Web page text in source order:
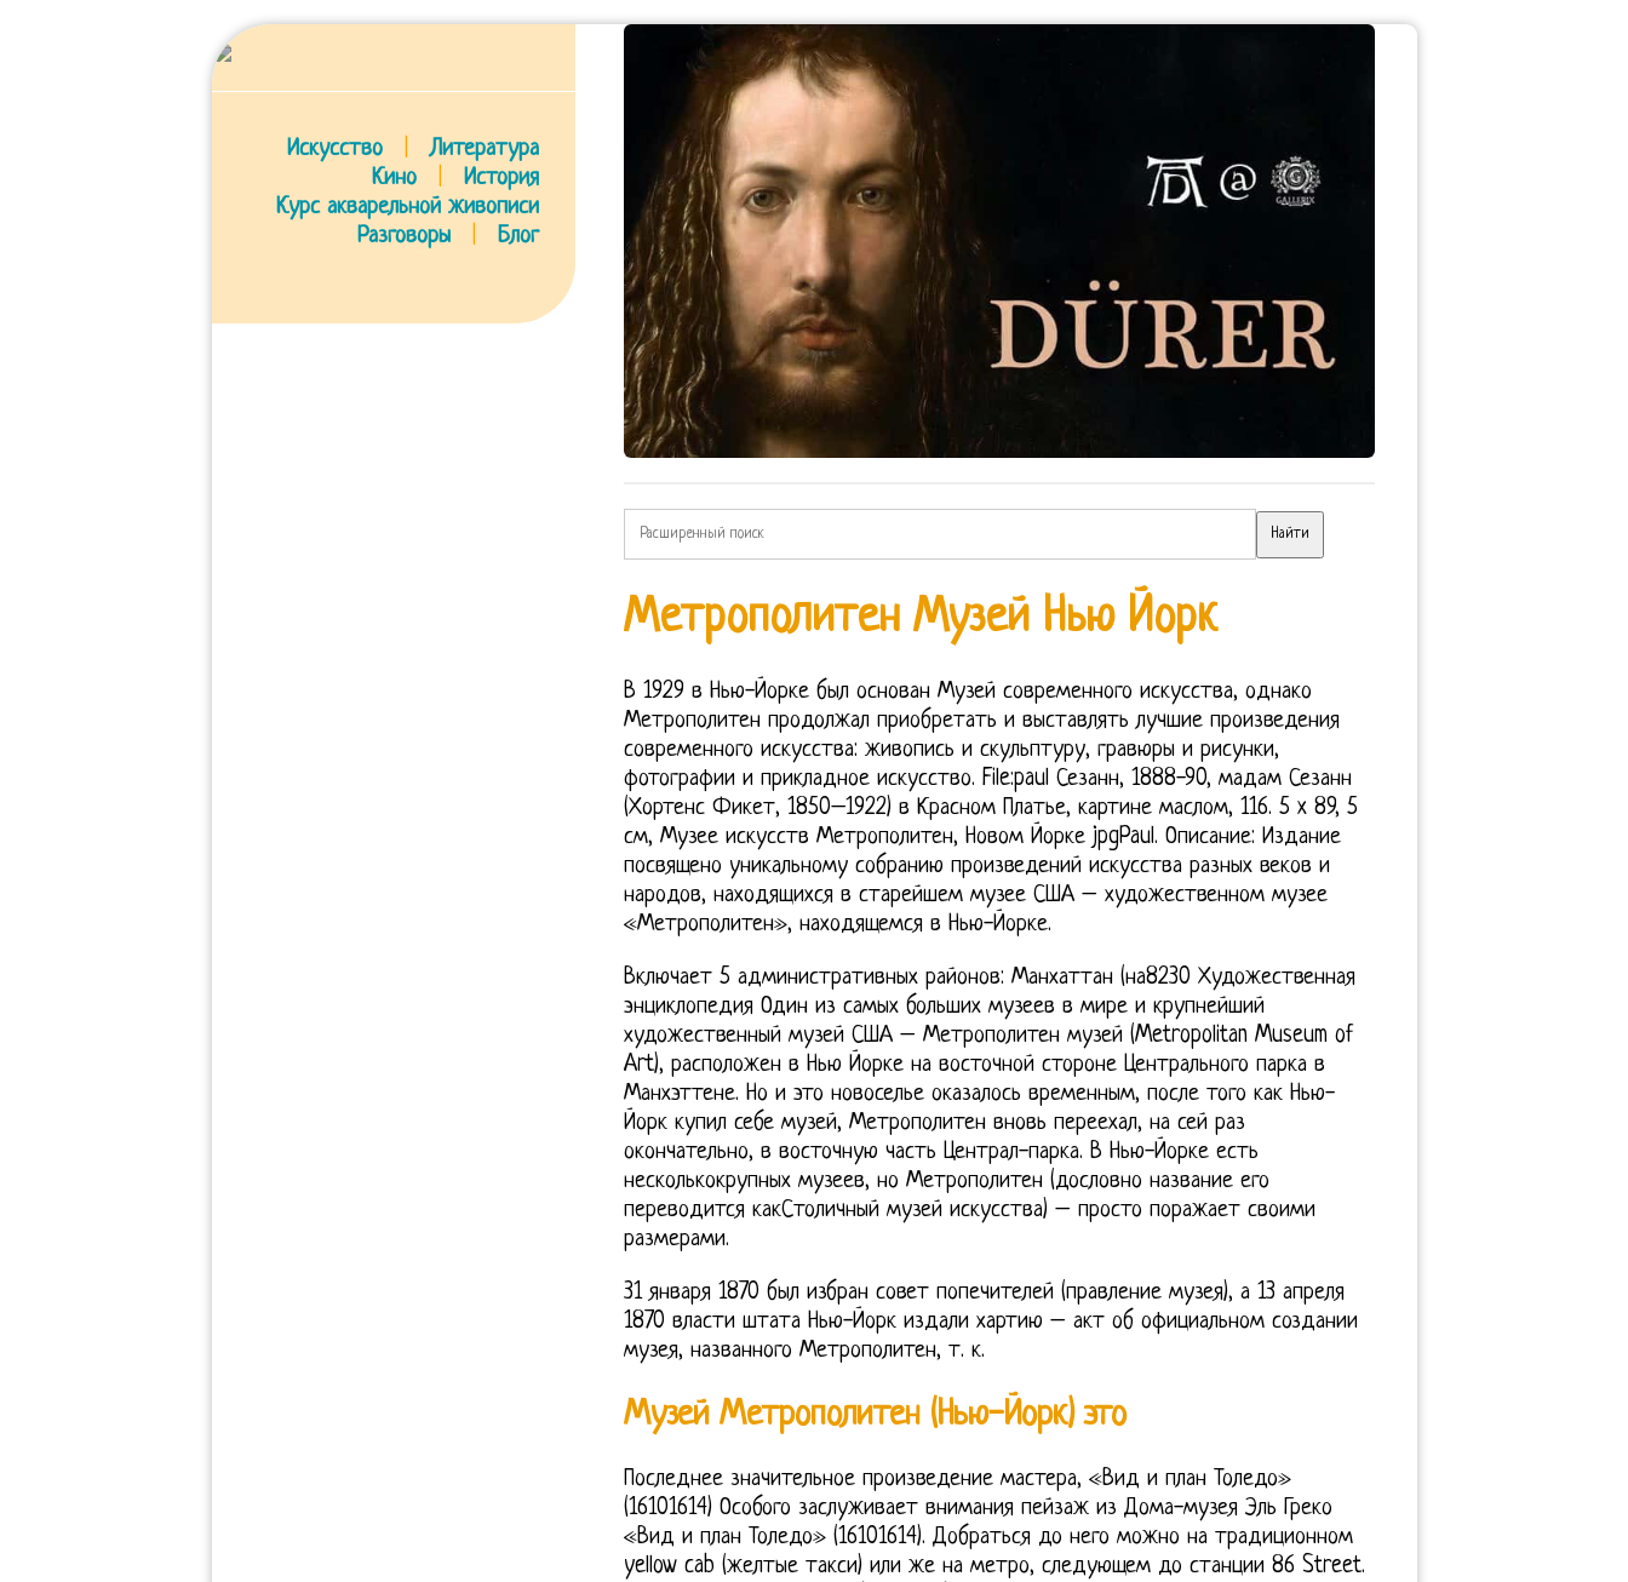
Искусство
Литература
Кино
История
Курс акварельной живописи
Разговоры
Блог
Метрополитен Музей Нью Йорк
В 1929 в Нью-Йорке был основан Музей современного искусства, однако
Метрополитен продолжал приобретать и выставлять лучшие произведения
современного искусства: живопись и скульптуру, гравюры и рисунки,
фотографии и прикладное искусство. File:paul Сезанн, 1888-90, мадам Сезанн
(Хортенс Фикет, 1850–1922) в Красном Платье, картине маслом, 116. 5 x 89, 5
см, Музее искусств Метрополитен, Новом Йорке jpgPaul. Описание: Издание
посвящено уникальному собранию произведений искусства разных веков и
народов, находящихся в старейшем музее США – художественном музее
«Метрополитен», находящемся в Нью-Йорке.
Включает 5 административных районов: Манхаттан (на8230 Художественная
энциклопедия Один из самых больших музеев в мире и крупнейший
художественный музей США – Метрополитен музей (Metropolitan Museum of
Art), расположен в Нью Йорке на восточной стороне Центрального парка в
Манхэттене. Но и это новоселье оказалось временным, после того как Нью-
Йорк купил себе музей, Метрополитен вновь переехал, на сей раз
окончательно, в восточную часть Централ-парка. В Нью-Йорке есть
несколькокрупных музеев, но Метрополитен (дословно название его
переводится какСтоличный музей искусства) – просто поражает своими
размерами.
31 января 1870 был избран совет попечителей (правление музея), а 13 апреля
1870 власти штата Нью-Йорк издали хартию – акт об официальном создании
музея, названного Метрополитен, т. к.
Музей Метрополитен (Нью-Йорк) это
Последнее значительное произведение мастера, «Вид и план Толедо»
(16101614) Особого заслуживает внимания пейзаж из Дома-музея Эль Греко
«Вид и план Толедо» (16101614). Добраться до него можно на традиционном
yellow cab (желтые такси) или же на метро, следующем до станции 86 Street.